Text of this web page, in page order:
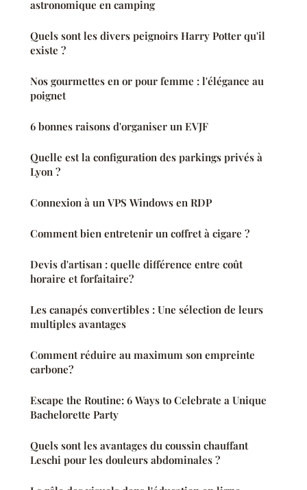
astronomique en camping
Quels sont les divers peignoirs Harry Potter qu'il
existe ?
Nos gourmettes en or pour femme : l'élégance au
poignet
6 bonnes raisons d'organiser un EVJF
Quelle est la configuration des parkings privés à
Lyon ?
Connexion à un VPS Windows en RDP
Comment bien entretenir un coffret à cigare ?
Devis d'artisan : quelle différence entre coût
horaire et forfaitaire?
Les canapés convertibles : Une sélection de leurs
multiples avantages
Comment réduire au maximum son empreinte
carbone?
Escape the Routine: 6 Ways to Celebrate a Unique
Bachelorette Party
Quels sont les avantages du coussin chauffant
Leschi pour les douleurs abdominales ?